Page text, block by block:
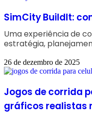
SimCity BuildIt:
Uma experiência de
estratégia,
26 de dezembro de 2025
Jogos de corrida
gráficos realistas